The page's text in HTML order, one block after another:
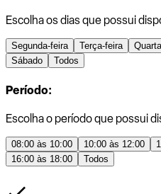
Escolha os dias que possui
Segunda-feira Terça-feira
Sábado
Todos
Período:
Escolha o período que possui
08:00 às 10:00 10:00 às 12:00
16:00 às 18:00
Todos